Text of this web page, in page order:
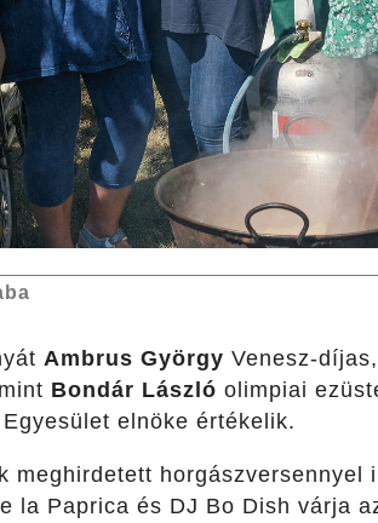
Ambrus György Venesz-
Bondár László olimpiai
elnöke értékelik.
meghirdetett horgászversennyel
la Paprica és DJ Bo Dish várja